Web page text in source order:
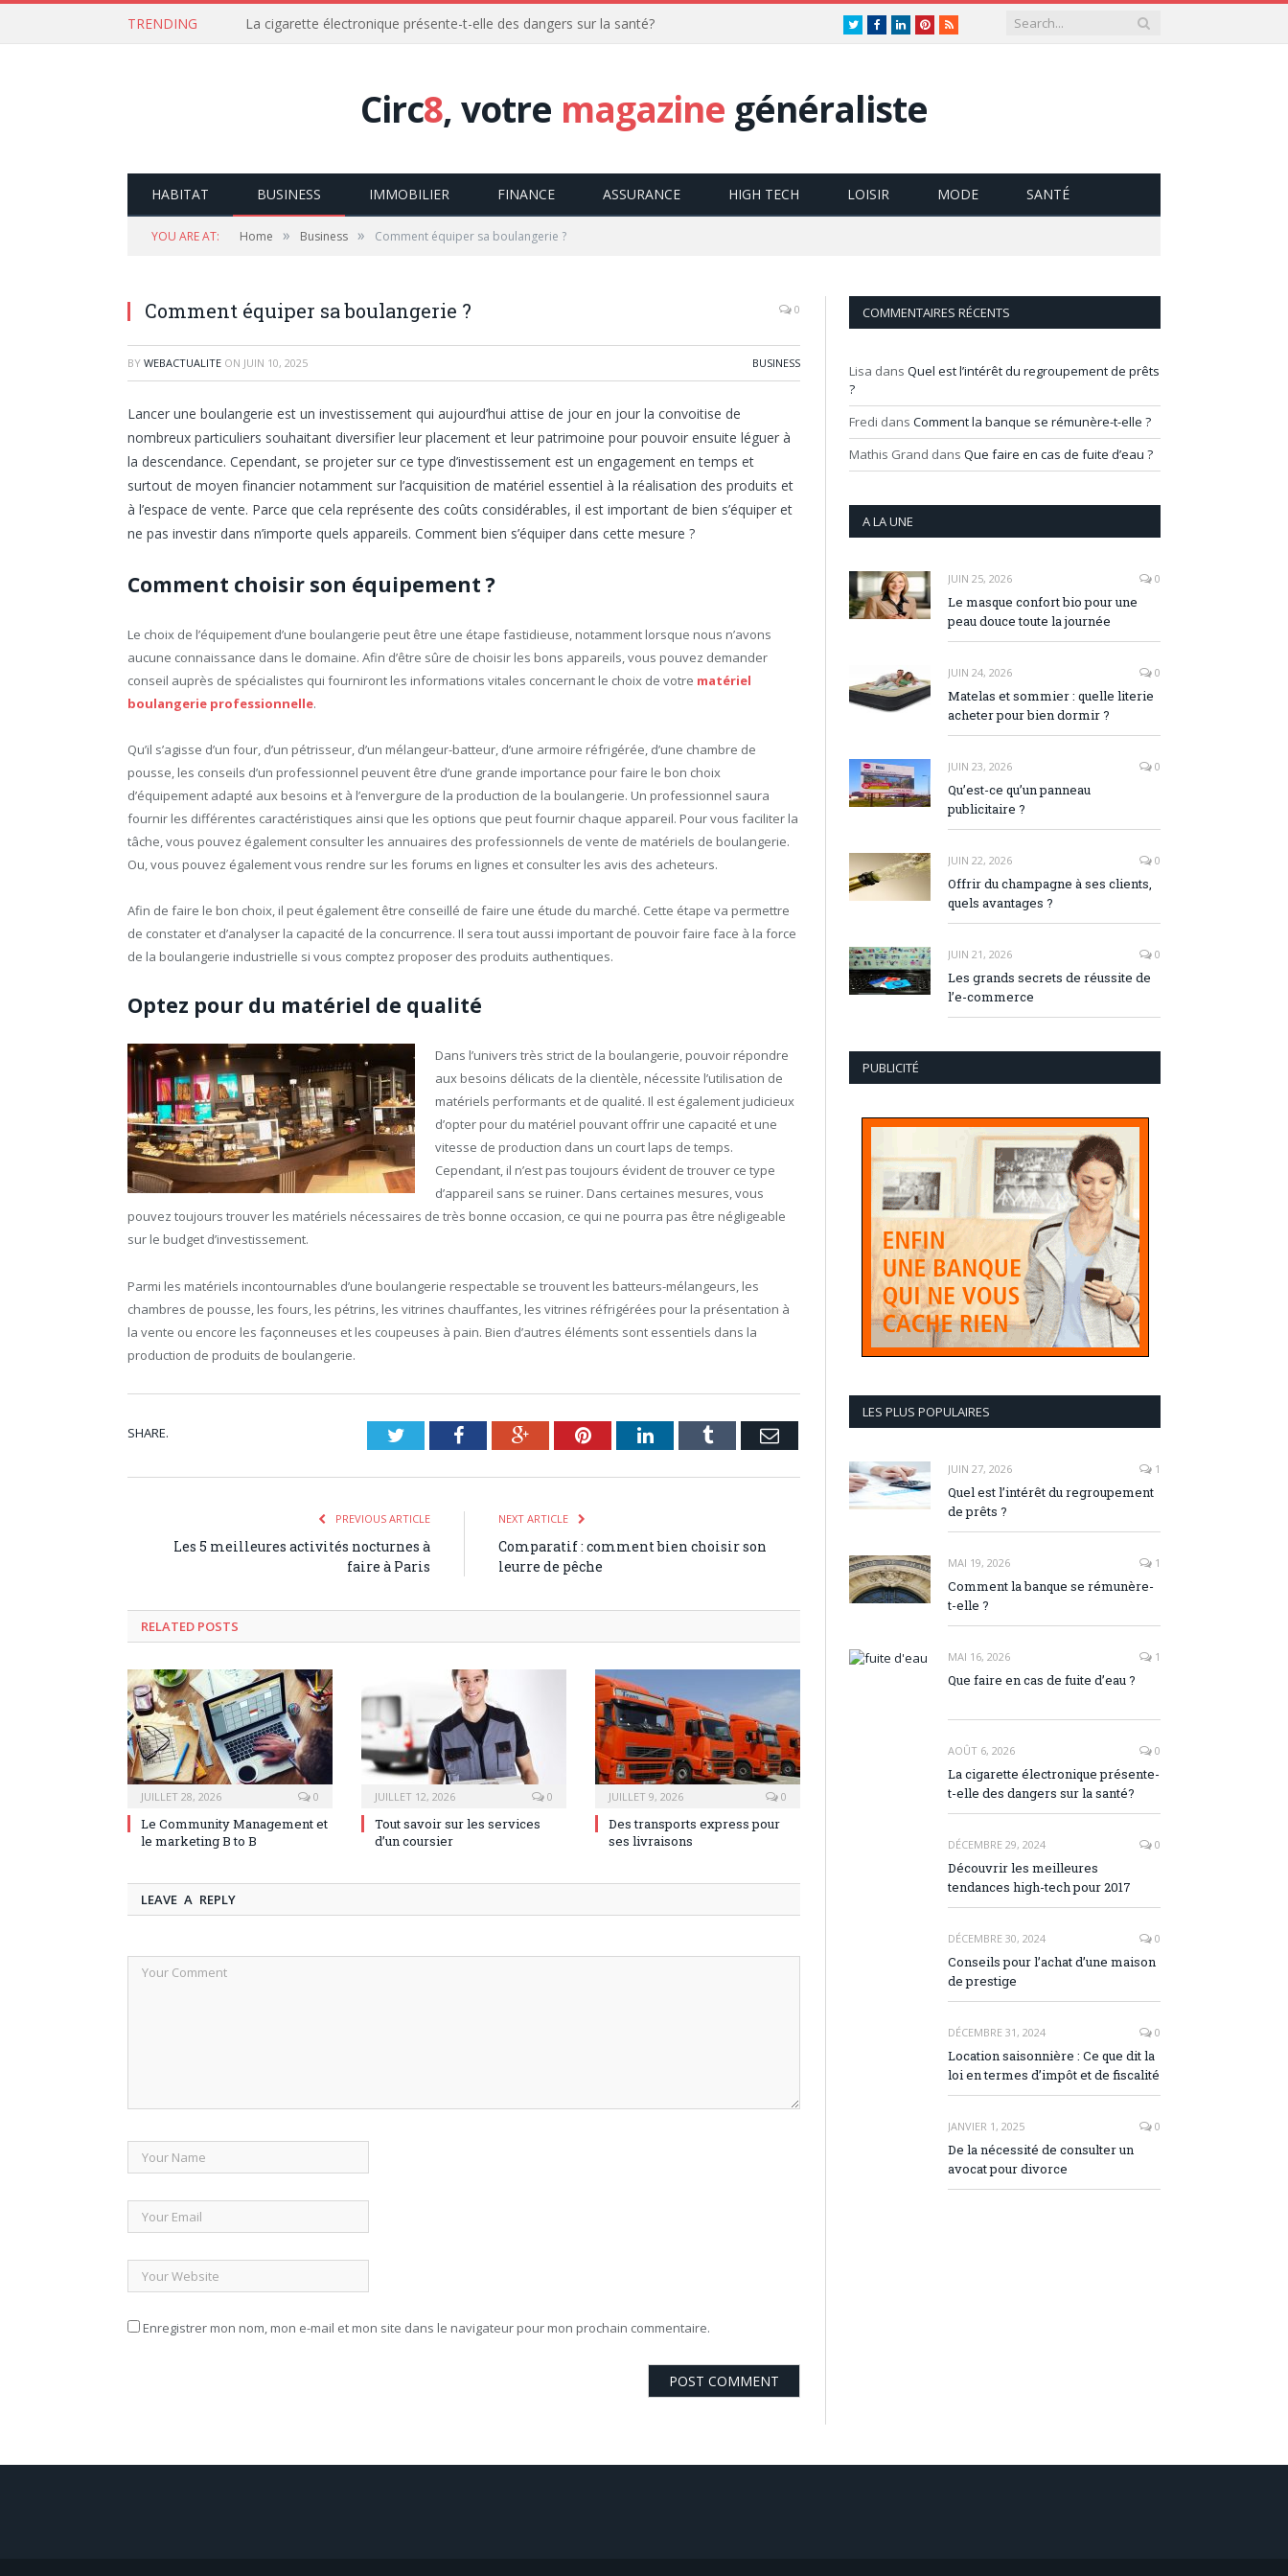
TRENDING La cigarette électronique présente-t-elle des dangers sur la santé? TwitterFacebookLinkedInPinterest
RSS
Circ8, votre magazine généraliste
HABITAT BUSINESS IMMOBILIER FINANCE ASSURANCE HIGH TECH LOISIR MODE SANTÉ
YOU ARE AT: Home » Business » Comment équiper sa boulangerie ?
Comment équiper sa boulangerie ? 0
BY WEBACTUALITE ON JUIN 10, 2025 BUSINESS
Lancer une boulangerie est un investissement qui aujourd’hui attise de jour en jour la convoitise de
nombreux particuliers souhaitant diversifier leur placement et leur patrimoine pour pouvoir ensuite léguer à
la descendance. Cependant, se projeter sur ce type d’investissement est un engagement en temps et
surtout de moyen financier notamment sur l’acquisition de matériel essentiel à la réalisation des produits et
à l’espace de vente. Parce que cela représente des coûts considérables, il est important de bien s’équiper et
ne pas investir dans n’importe quels appareils. Comment bien s’équiper dans cette mesure ?
Comment choisir son équipement ?
Le choix de l’équipement d’une boulangerie peut être une étape fastidieuse, notamment lorsque nous n’avons
aucune connaissance dans le domaine. Afin d’être sûre de choisir les bons appareils, vous pouvez demander
conseil auprès de spécialistes qui fourniront les informations vitales concernant le choix de votre matériel
boulangerie professionnelle.
Qu’il s’agisse d’un four, d’un pétrisseur, d’un mélangeur-batteur, d’une armoire réfrigérée, d’une chambre de
pousse, les conseils d’un professionnel peuvent être d’une grande importance pour faire le bon choix
d’équipement adapté aux besoins et à l’envergure de la production de la boulangerie. Un professionnel saura
fournir les différentes caractéristiques ainsi que les options que peut fournir chaque appareil. Pour vous faciliter la
tâche, vous pouvez également consulter les annuaires des professionnels de vente de matériels de boulangerie.
Ou, vous pouvez également vous rendre sur les forums en lignes et consulter les avis des acheteurs.
Afin de faire le bon choix, il peut également être conseillé de faire une étude du marché. Cette étape va permettre
de constater et d’analyser la capacité de la concurrence. Il sera tout aussi important de pouvoir faire face à la force
de la boulangerie industrielle si vous comptez proposer des produits authentiques.
Optez pour du matériel de qualité
Dans l’univers très strict de la boulangerie, pouvoir répondre
aux besoins délicats de la clientèle, nécessite l’utilisation de
matériels performants et de qualité. Il est également judicieux
d’opter pour du matériel pouvant offrir une capacité et une
vitesse de production dans un court laps de temps.
Cependant, il n’est pas toujours évident de trouver ce type
d’appareil sans se ruiner. Dans certaines mesures, vous
pouvez toujours trouver les matériels nécessaires de très bonne occasion, ce qui ne pourra pas être négligeable
sur le budget d’investissement.
Parmi les matériels incontournables d’une boulangerie respectable se trouvent les batteurs-mélangeurs, les
chambres de pousse, les fours, les pétrins, les vitrines chauffantes, les vitrines réfrigérées pour la présentation à
la vente ou encore les façonneuses et les coupeuses à pain. Bien d’autres éléments sont essentiels dans la
production de produits de boulangerie.
SHARE. TwitterFacebookGoogle+PinterestLinkedInTumblr Email
PREVIOUS ARTICLE
Les 5 meilleures activités nocturnes à
faire à Paris
NEXT ARTICLE
Comparatif : comment bien choisir son
leurre de pêche
RELATED POSTS
JUILLET 28, 2026 0
Le Community Management et
le marketing B to B
JUILLET 12, 2026 0
Tout savoir sur les services
d’un coursier
JUILLET 9, 2026 0
Des transports express pour
ses livraisons
LEAVE A REPLY
Enregistrer mon nom, mon e-mail et mon site dans le navigateur pour mon prochain commentaire.
COMMENTAIRES RÉCENTS
Lisa dans Quel est l’intérêt du regroupement de prêts
?
Fredi dans Comment la banque se rémunère-t-elle ?
Mathis Grand dans Que faire en cas de fuite d’eau ?
A LA UNE
JUIN 25, 2026 0
Le masque confort bio pour une
peau douce toute la journée
JUIN 24, 2026 0
Matelas et sommier : quelle literie
acheter pour bien dormir ?
JUIN 23, 2026 0
Qu’est-ce qu’un panneau
publicitaire ?
JUIN 22, 2026 0
Offrir du champagne à ses clients,
quels avantages ?
JUIN 21, 2026 0
Les grands secrets de réussite de
l’e-commerce
PUBLICITÉ
LES PLUS POPULAIRES
JUIN 27, 2026 1
Quel est l’intérêt du regroupement
de prêts ?
MAI 19, 2026 1
Comment la banque se rémunère-
t-elle ?
MAI 16, 2026 1
Que faire en cas de fuite d’eau ?
AOÛT 6, 2026 0
La cigarette électronique présente-
t-elle des dangers sur la santé?
DÉCEMBRE 29, 2024 0
Découvrir les meilleures
tendances high-tech pour 2017
DÉCEMBRE 30, 2024 0
Conseils pour l’achat d’une maison
de prestige
DÉCEMBRE 31, 2024 0
Location saisonnière : Ce que dit la
loi en termes d’impôt et de fiscalité
JANVIER 1, 2025 0
De la nécessité de consulter un
avocat pour divorce